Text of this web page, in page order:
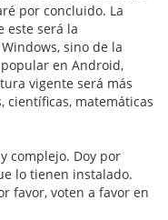
por concluido. La
este será la
sino de la
en Android,
vigente será más
científicas, matemáticas
complejo. Doy por
lo tienen instalado.
favor, voten a favor en